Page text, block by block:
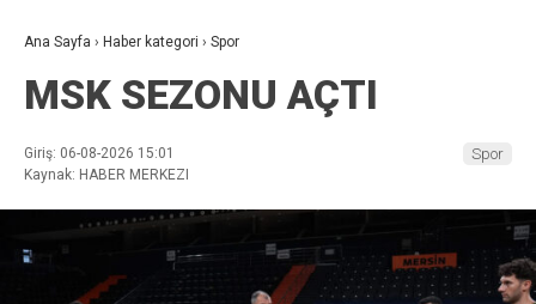
Ana Sayfa › Haber kategori › Spor
MSK SEZONU AÇTI
Giriş: 06-08-2026 15:01
Kaynak: HABER MERKEZI
Spor